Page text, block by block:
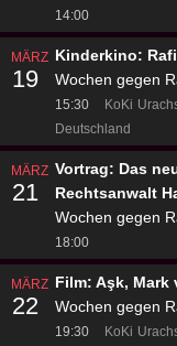
14:00
MÄRZ
19
Kinderkino:
Wochen gegen
15:30 KoKi
Deutschland
MÄRZ
21
Vortrag: Das
Rechtsanwalt
Wochen gegen
18:00
MÄRZ
22
Film: Aşk, Mark
Wochen gegen
19:30 KoKi